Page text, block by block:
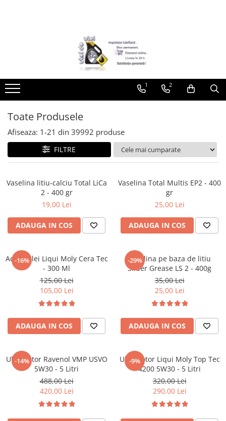
► Detailing si cosmetica
Curatare tapiterie auto
Curatare si intretinere piele
Plastice interioare
Curatare geamuri auto
Sealant
Sampon auto
Polish auto
Jante si anvelope
Accesorii spalare si uscare
Curatare generala
Restaurare faruri
Spalare si detailing rapid
Decontaminare vopsea
Dressing exterior
Intretinere moto
Intretinere barci
Recipiente si pulverizatoare
Genti si accesorii
1 2
Toate Produsele
Afiseaza: 1-21 din 39992 produse
FILTRE
Vaselina litiu-calciu Total LiCa
2 - 400 gr
19,00 Lei
ADAUGA IN COS
Vaselina Total Multis EP2 - 400
gr
25,00 Lei
ADAUGA IN COS
-16%
Aditiv Ulei Liqui Moly Cera Tec
- 300 Ml
125,00 Lei
105,00 Lei
ADAUGA IN COS
-29%
Vaselina pe baza de litiu
Slider Grease LS 2 - 400g
35,00 Lei
25,00 Lei
ADAUGA IN COS
-14%
Ulei motor Ravenol VMP USVO
5W30 - 5 Litri
488,00 Lei
420,00 Lei
-9%
Ulei motor Liqui Moly Top Tec
4200 5W30 - 5 Litri
320,00 Lei
290,00 Lei